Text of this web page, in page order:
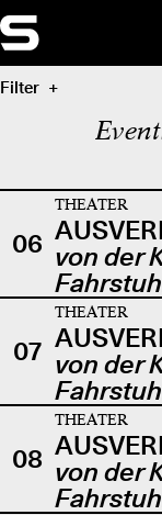
Filter
06
THEATER
von der
07
THEATER
von der
08
THEATER
von der